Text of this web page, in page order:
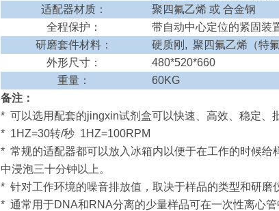
适配器材质：
聚四氟乙烯 或 合金钢
全程保护：
带自动中心定位的紧固装
研磨套件材料：
硬质刚 , 聚四氟乙烯（特
外形尺寸：
480*520*660
重量：
60KG
备注：
* 可以选用配套的jingxin试剂盒可以快速、高效、稳定、
* 1HZ=30转/秒 1HZ=100RPM
* 常规的适配器都可以放入冰箱内以便于在工作的时候
中浸泡三十分钟以上。
* 针对工作环境的噪音排放值，取决于样品的类型和研磨
* 通常用于DNA和RNA分离的少量样品可在一次性离心